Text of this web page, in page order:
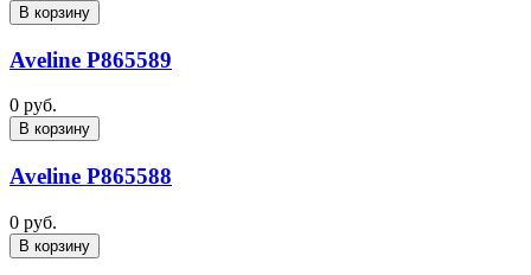
В корзину
Aveline P865589
0 руб.
В корзину
Aveline P865588
0 руб.
В корзину